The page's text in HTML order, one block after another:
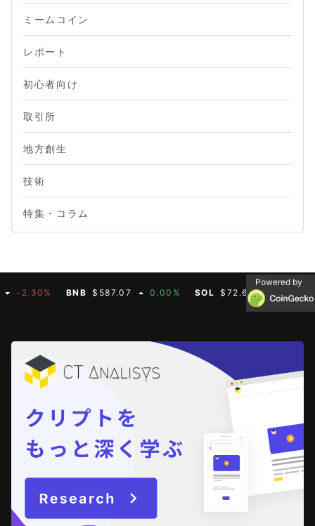
ミームコイン
レポート
初心者向け
取引所
地方創生
技術
特集・コラム
BNB $587.07 0.00% SOL $72.61 -1.20%
Powered by